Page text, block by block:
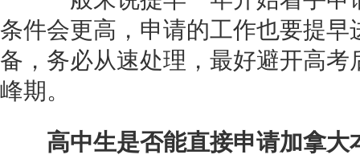
条件会更高，申请的工作也要提
备，务必从速处理，最好避开高
峰期。
高中生是否能直接申请加拿大